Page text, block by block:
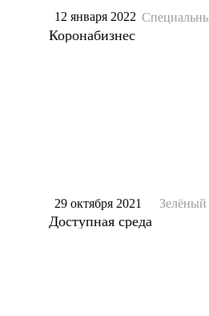
12 января 2022
Коронабизнес
29 октября 2021 Зелёный
Доступная среда